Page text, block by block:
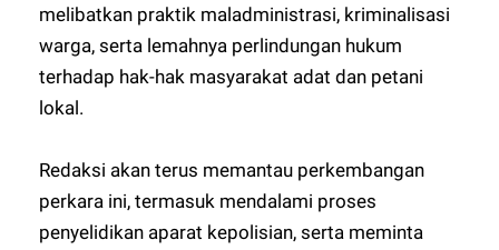
melibatkan praktik maladministrasi, kriminalisasi
warga, serta lemahnya perlindungan hukum
terhadap hak-hak masyarakat adat dan petani
lokal.
Redaksi akan terus memantau perkembangan
perkara ini, termasuk mendalami proses
penyelidikan aparat kepolisian, serta meminta